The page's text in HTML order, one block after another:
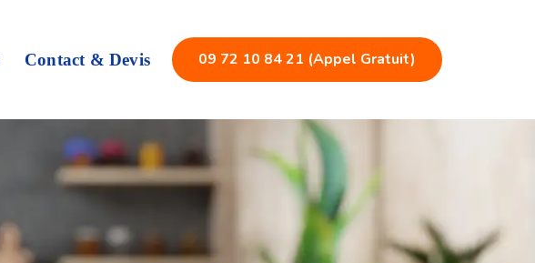
Contact & Devis 09 72 10 84 21 (Appel Gratuit)